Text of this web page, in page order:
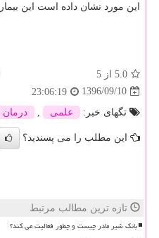
این مورد نشان داده است این
5.0 از 5
1396/09/10
23:06:19
تگهای خبر:
علمی درمان
این مطلب را می پسندید؟
تازه ترین مطالب مرتبط
بانک شیر مادر چیست و چطور فعالیت می کند؟